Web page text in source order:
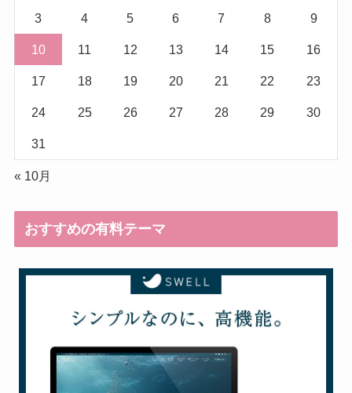
3 4 5 6 7 8 9
10 11 12 13 14 15 16
17 18 19 20 21 22 23
24 25 26 27 28 29 30
31
« 10月
おすすめの有料テーマ